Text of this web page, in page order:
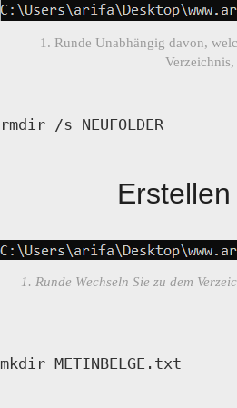
1. Runde Unabhängig davon,
rmdir /s NEUFOLDER
1. Runde Wechseln Sie zu dem
mkdir METINBELGE.txt